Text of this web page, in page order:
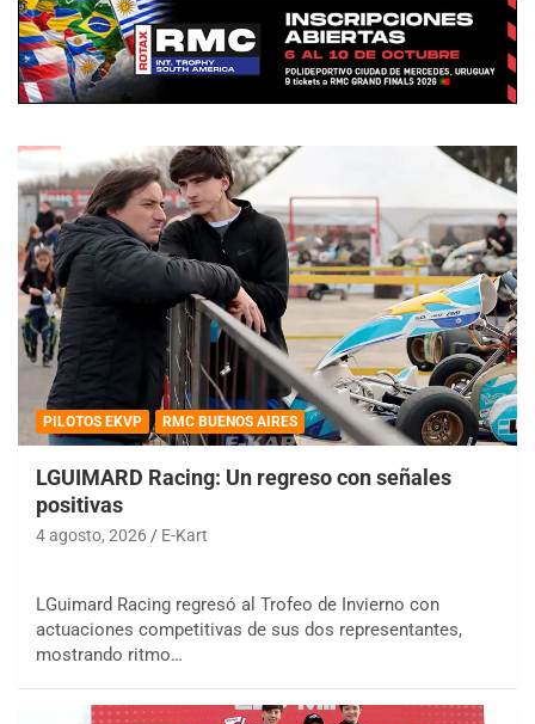
PILOTOS EKVP RMC BUENOS AIRES
LGUIMARD Racing: Un regreso con señales
positivas
4 agosto, 2026 E-Kart
LGuimard Racing regresó al Trofeo de Invierno con
actuaciones competitivas de sus dos representantes,
mostrando ritmo…